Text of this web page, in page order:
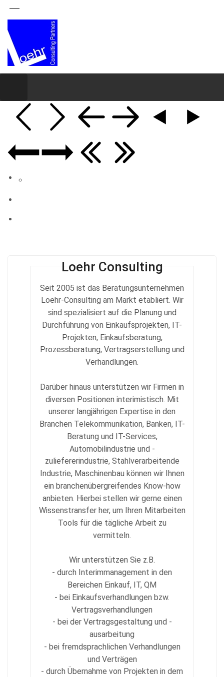
Loehr Consulting
Seit 2005 ist das Beratungsunternehmen
Loehr-Consulting am Markt etabliert. Wir
sind spezialisiert auf die Planung und
Durchführung von Einkaufsprojekten, IT-
Projekten, Einkaufsberatung,
Prozessberatung, Vertragserstellung und
Verhandlungen.
Darüber hinaus unterstützen wir Firmen in
diversen Positionen interimistisch. Mit
unserer langjährigen Expertise in den
Branchen Telekommunikation, Banken, IT-
Beratung und IT-Services,
Automobilindustrie und -
zuliefererindustrie, Stahlverarbeitende
Industrie, Maschinenbau können wir Ihnen
ein branchenübergreifendes Know-how
anbieten. Hierbei stellen wir gerne einen
Wissenstransfer her, um Ihren Mitarbeiten
Tools für die tägliche Arbeit zu
vermitteln.
Wir unterstützen Sie z.B.
- durch Interimmanagement in den
Bereichen Einkauf, IT, QM
- bei Einkaufsverhandlungen bzw.
Vertragsverhandlungen
- bei der Vertragsgestaltung und -
ausarbeitung
- bei fremdsprachlichen Verhandlungen
und Verträgen
- durch Übernahme von Projekten in dem